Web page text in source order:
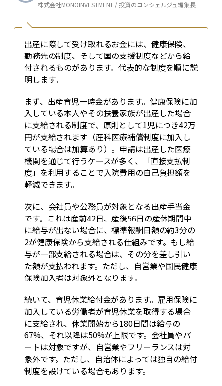
株式会社MONOINVESTMENT / 投資のコンシェルジュ編集長
出産に際して受け取れるお金には、健康保険、
勤務先の制度、そして国の支援制度などから給
付されるものがあります。代表的な制度を順に説
明します。
まず、出産育児一時金があります。健康保険に加
入している本人やその扶養家族が出産した場合
に支給される制度で、原則として1児につき42万
円が支給されます（産科医療補償制度に加入し
ている場合は加算あり）。申請は出産した医療
機関を通じて行うケースが多く、「直接支払制
度」を利用することで入院費用の自己負担額を
軽減できます。
次に、会社員や公務員が対象となる出産手当金
です。これは産前42日、産後56日の産休期間中
に給与が出ない場合に、標準報酬日額の約3分の
2が健康保険から支給される仕組みです。もし給
与が一部支給される場合は、その分を差し引い
た額が支払われます。ただし、自営業や国民健康
保険加入者は対象外となります。
続いて、育児休業給付金があります。雇用保険に
加入している労働者が育児休業を取得する場合
に支給され、休業開始から180日間は給与の
67%、それ以降は50%が上限です。会社員やパ
ートは対象ですが、自営業やフリーランスは対
象外です。ただし、自治体によっては独自の給付
制度を設けている場合もあります。